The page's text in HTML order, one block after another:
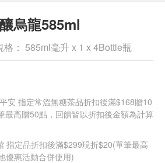
烏龍585ml
： 585ml毫升 x 1 x 4Bottle瓶
安 指定常溫無糖茶品折扣後滿$168贈10
最高贈50點，回饋皆以折扣後金額為計算
指定品折扣後滿$299現折$20(單筆最高
優惠活動合併使用)